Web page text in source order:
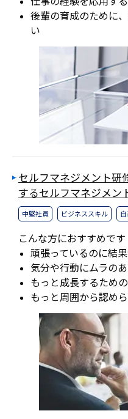
後輩の育成のために
い
セルフマネジメント研
するセルフマネジメン
中堅社員 ビジネススキル
こんな方におすすめです
頑張っているのに結
気分や行動にムラの
もっと成長するため
もっと周囲から認め